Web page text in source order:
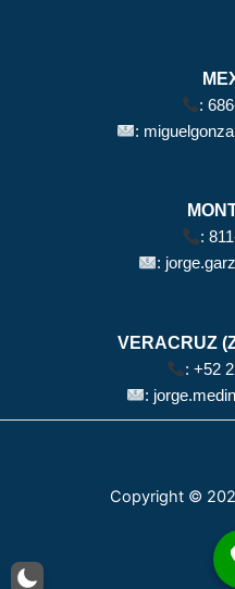
:
:
:
:
VERACRUZ
: +52
:
Copyright ©